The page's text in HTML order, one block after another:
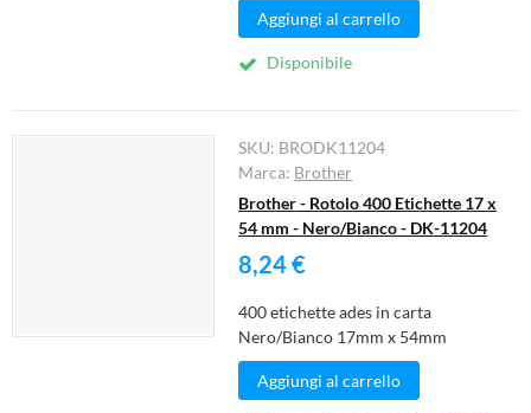
Aggiungi al carrello
Disponibile
SKU: BRODK11204
Marca: Brother
Brother - Rotolo 400 Etichette 17 x
54 mm - Nero/Bianco - DK-11204
8,24 €
400 etichette ades in carta
Nero/Bianco 17mm x 54mm
Aggiungi al carrello